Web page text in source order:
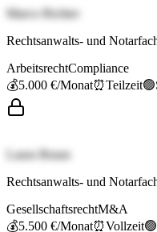
Marco Richter
Rechtsanwalts- und
ArbeitsrechtCompliance
💰5.000 €/Monat⏰Teilzeit🟢
Laura Braun
Rechtsanwalts- und
GesellschaftsrechtM&A
💰5.500 €/Monat⏰Vollzeit🟢